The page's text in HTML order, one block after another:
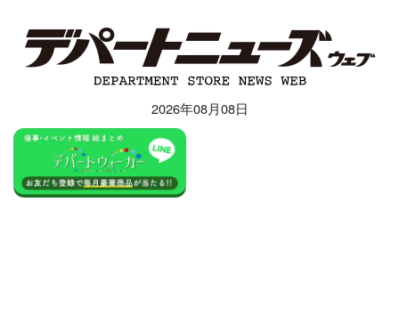
2026年08月08日